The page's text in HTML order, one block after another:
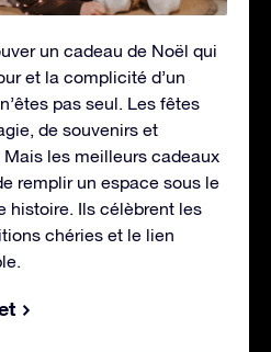
un cadeau de Noël qui
et la complicité d’un
pas seul. Les fêtes
de souvenirs et
les meilleurs cadeaux
remplir un espace sous le
histoire. Ils célèbrent les
chéries et le lien